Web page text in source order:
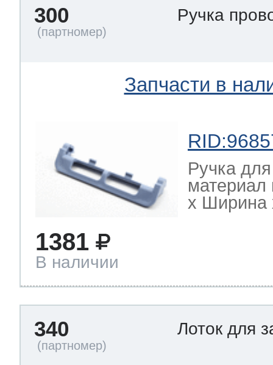
300 Ручка
Запчасти в
Ручка
материал
х Ширина
1381
В наличии
340 Лоток для